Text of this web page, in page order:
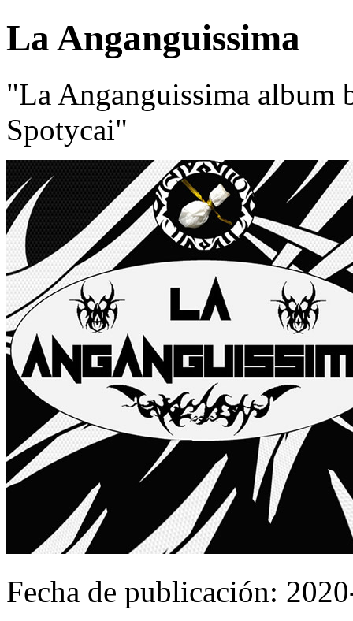
La Anganguissima
"La Anganguissima album
Spotycai"
Fecha de publicación: